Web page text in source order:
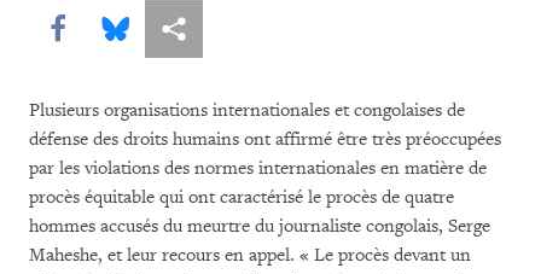
Share this via Facebook
Share this via Bluesky
Share this via Partagez
Plusieurs organisations internationales et congolaises de
défense des droits humains ont affirmé être très préoccupées
par les violations des normes internationales en matière de
procès équitable qui ont caractérisé le procès de quatre
hommes accusés du meurtre du journaliste congolais, Serge
Maheshe, et leur recours en appel. « Le procès devant un